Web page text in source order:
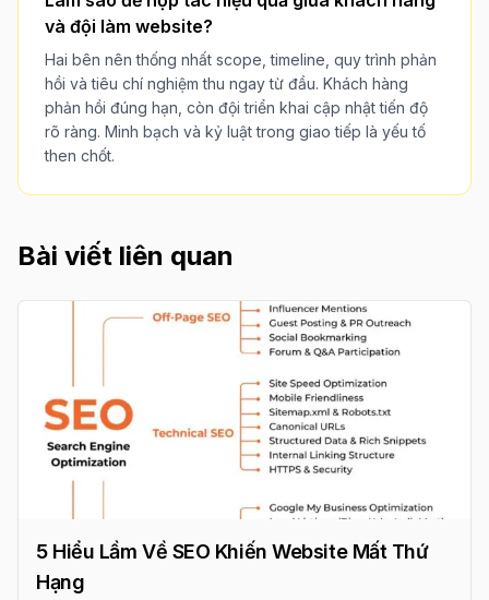
và đội làm website?
Hai bên nên thống nhất scope, timeline, quy trình phản
hồi và tiêu chí nghiệm thu ngay từ đầu. Khách hàng
phản hồi đúng hạn, còn đội triển khai cập nhật tiến độ
rõ ràng. Minh bạch và kỷ luật trong giao tiếp là yếu tố
then chốt.
Bài viết liên quan
5 Hiểu Lầm Về SEO Khiến Website Mất Thứ
Hạng